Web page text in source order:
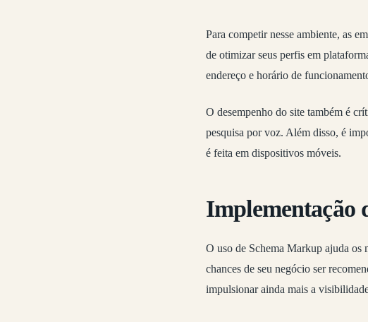
Para competir nesse ambiente, as
de otimizar seus perfis em
endereço e horário de
O desempenho do site também é
pesquisa por voz. Além disso, é
é feita em dispositivos móveis.
Implementação
O uso de Schema Markup ajuda os
chances de seu negócio ser
impulsionar ainda mais a